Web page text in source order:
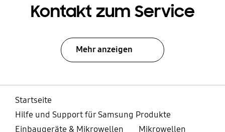
Kontakt zum Service
Mehr anzeigen
Startseite
Hilfe und Support für Samsung Produkte
Einbaugeräte & Mikrowellen
Mikrowellen